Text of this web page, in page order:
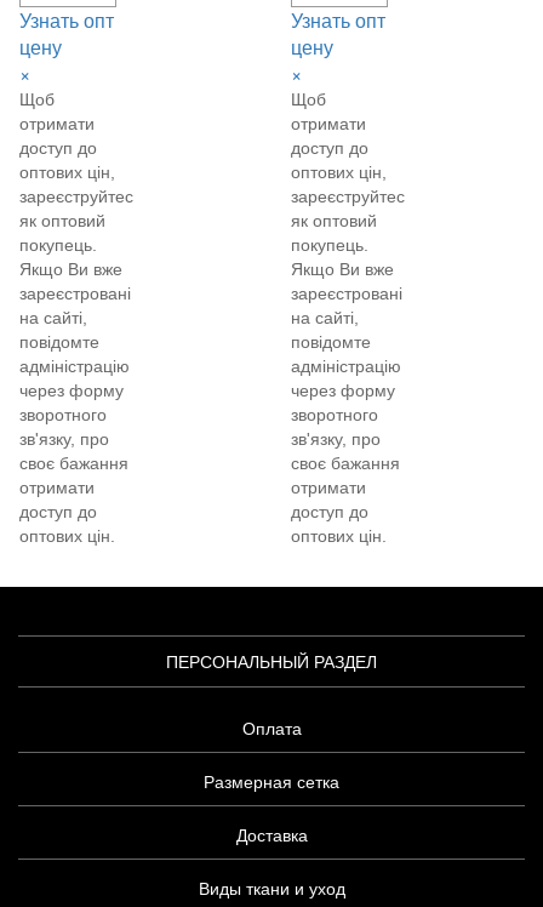
Узнать опт
цену
×
Щоб
отримати
доступ до
оптових цін,
зареєструйтеся
як оптовий
покупець.
Якщо Ви вже
зареєстровані
на сайті,
повідомте
адміністрацію
через форму
зворотного
зв'язку, про
своє бажання
отримати
доступ до
оптових цін.
Узнать опт
цену
×
Щоб
отримати
доступ до
оптових цін,
зареєструйтеся
як оптовий
покупець.
Якщо Ви вже
зареєстровані
на сайті,
повідомте
адміністрацію
через форму
зворотного
зв'язку, про
своє бажання
отримати
доступ до
оптових цін.
ПЕРСОНАЛЬНЫЙ РАЗДЕЛ
Оплата
Размерная сетка
Доставка
Виды ткани и уход